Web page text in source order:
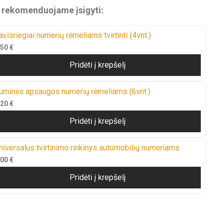
įsigyti:
numerių rėmeliams tvirtinti (4vnt.)
€
Pridėti į krepšelį
apsaugos numerių rėmeliams (6vnt.)
€
Pridėti į krepšelį
tvirtinimo rinkinys automobilių numeriams
€
Pridėti į krepšelį